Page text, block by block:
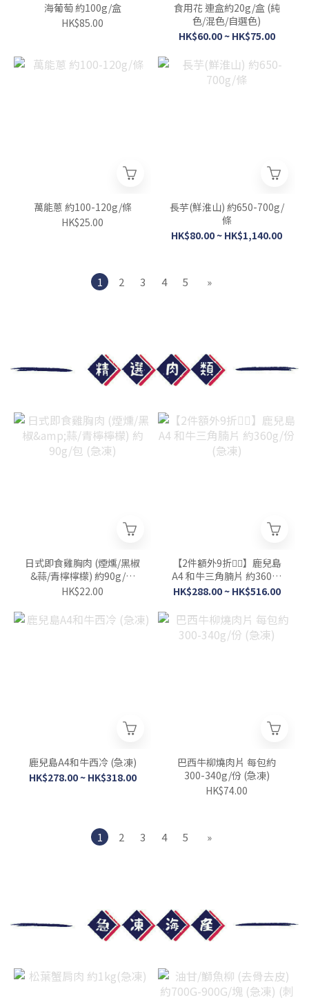
海葡萄 約100g/盒
HK$85.00
食用花 連盒約20g/盒 (純
色/混色/自選色)
HK$60.00 ~ HK$75.00
萬能蔥 約100-120g/條
HK$25.00
長芋(鮮淮山) 約650-700g/
條
HK$80.00 ~ HK$1,140.00
1 2 3 4 5 »
日式即食雞胸肉 (煙燻/黑椒
&蒜/青檸檸檬) 約90g/包
(急凍)
HK$22.00
【2件額外9折👍🏻】鹿兒島
A4 和牛三角腩片 約360g/
份 (急凍)
HK$288.00 ~ HK$516.00
鹿兒島A4和牛西冷 (急凍)
HK$278.00 ~ HK$318.00
巴西牛柳燒肉片 每包約
300-340g/份 (急凍)
HK$74.00
1 2 3 4 5 »